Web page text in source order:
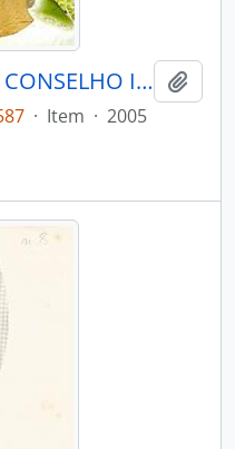
MENSAGEIRO - BELÉM CONSELHO INDIGENISTA MISSIONÁRIO - 2005 - Nº150
· Item · 2005